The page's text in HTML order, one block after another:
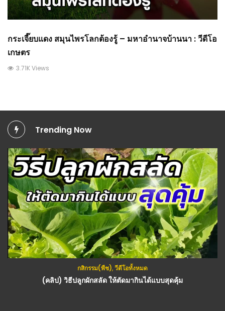
กระเจี๊ยบแดง สมุนไพรโลกต้องรู้ – มหาอำนาจบ้านนา : วีดีโอ
เกษตร
3.71K Views
Trending Now
กสิกรรม(พืช),วีดีโอทั้งหมด
(คลิป) วิธีปลูกผักสลัด ให้ตัดมากินได้แบบสุดคุ้ม